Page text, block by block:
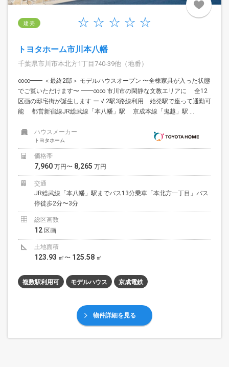
建 売
トヨタホーム市川本八幡
千葉県市川市本北方1丁目740-39他（地番）
∞∞━━ ＜最終2邸＞ モデルハウスオープン 〜全棟家具が⼊った状態
でご覧いただけます〜 ━━∞∞ 市川市の閑静な文教エリアに 全12
区画の邸宅街が誕生します ー √ 2駅3路線利用 始発駅で座って通勤可
能 都営新宿線JR総武線「本八幡」駅 京成本線「鬼越」駅 ...
ハウスメーカー
トヨタホーム
価格帯
7,960 万円〜 8,265 万円
交通
JR総武線「本八幡」駅までバス13分乗車「本北方一丁目」バス
停徒歩2分〜3分
総区画数
12 区画
土地面積
123.93 ㎡〜 125.58 ㎡
複数駅利用可 モデルハウス 京成電鉄
物件詳細を見る